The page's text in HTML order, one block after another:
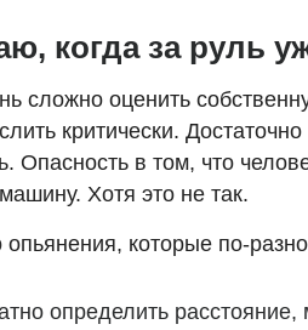
когда за руль
сложно оценить
критически.
Опасность в том, что
Хотя это не так.
которые по-
определить